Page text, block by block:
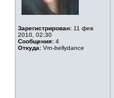
Зарегистрирован: 11 фев
2010, 02:30
Сообщения: 4
Откуда: Vrn-bellydance